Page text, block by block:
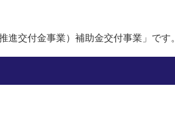
交付金事業）補助金交付事業」です。